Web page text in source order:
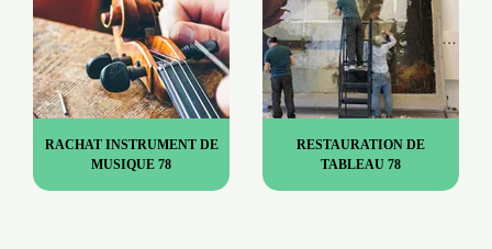
RACHAT INSTRUMENT DE
MUSIQUE 78
RESTAURATION DE
TABLEAU 78